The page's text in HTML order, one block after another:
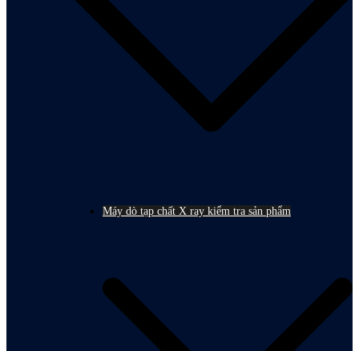
Máy dò tạp chất X ray kiểm tra sản phẩm